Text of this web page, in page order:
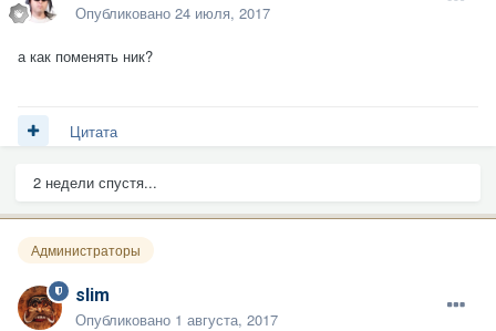
Опубликовано 24 июля, 2017
а как поменять ник?
Цитата
2 недели спустя...
Администраторы
slim
Опубликовано 1 августа, 2017